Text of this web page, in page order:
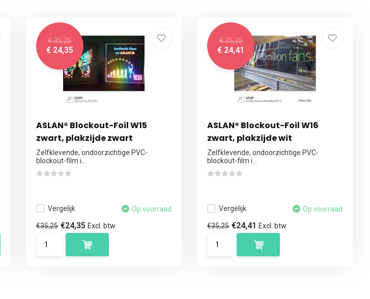
€ 35,25
€ 24,35
ASLAN® Blockout-Foil W15
zwart, plakzijde zwart
Zelfklevende, ondoorzichtige PVC-
blockout-film i...
Vergelijk Op voorraad
€35,25 €24,35 Excl. btw
€ 35,25
€ 24,41
ASLAN® Blockout-Foil W16
zwart, plakzijde wit
Zelfklevende, ondoorzichtige PVC-
blockout-film i...
Vergelijk Op voorraad
€35,25 €24,41Excl. btw